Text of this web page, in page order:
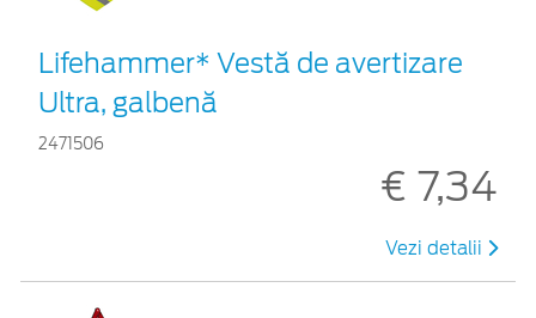
Lifehammer* Vestă de avertizare
Ultra, galbenă
2471506
€ 7,34
Vezi detalii